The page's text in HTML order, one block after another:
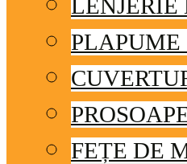
LENJERIE
PLAPUME
FEȚE DE